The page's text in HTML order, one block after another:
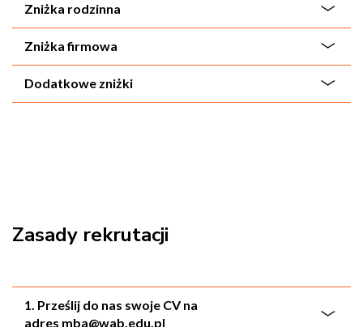
Zniżka rodzinna
Zniżka firmowa
Dodatkowe zniżki
Zasady rekrutacji
1. Prześlij do nas swoje CV na
adres mba@wab.edu.pl